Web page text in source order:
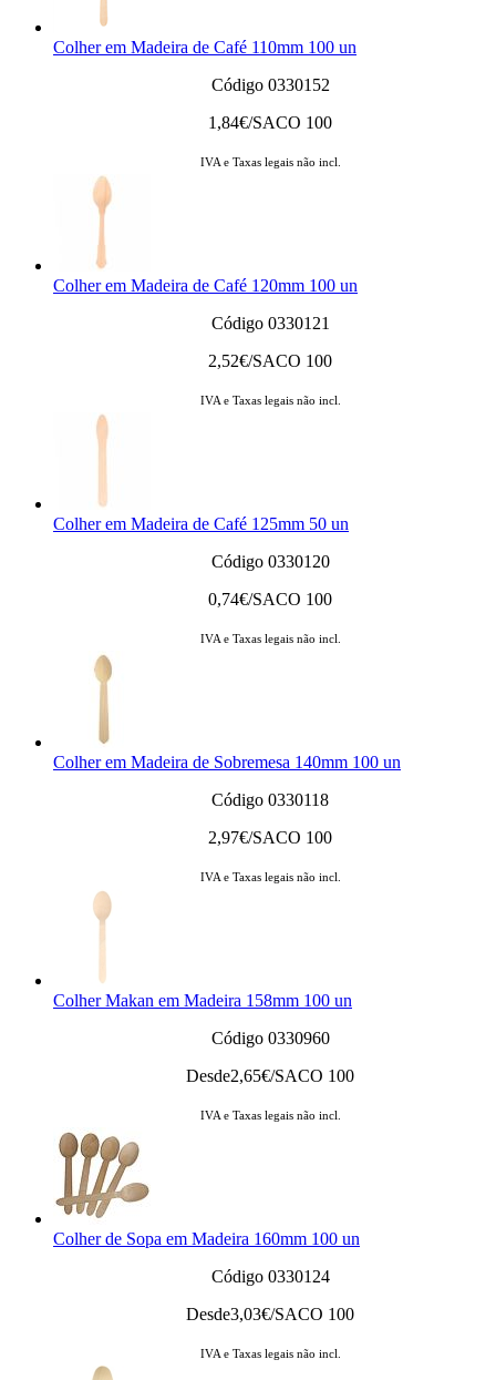
Colher em Madeira de Café 110mm 100 un
Código 0330152
1,84€/SACO 100
IVA e Taxas legais não incl.
Colher em Madeira de Café 120mm 100 un
Código 0330121
2,52€/SACO 100
IVA e Taxas legais não incl.
Colher em Madeira de Café 125mm 50 un
Código 0330120
0,74€/SACO 100
IVA e Taxas legais não incl.
Colher em Madeira de Sobremesa 140mm 100 un
Código 0330118
2,97€/SACO 100
IVA e Taxas legais não incl.
Colher Makan em Madeira 158mm 100 un
Código 0330960
Desde2,65€/SACO 100
IVA e Taxas legais não incl.
Colher de Sopa em Madeira 160mm 100 un
Código 0330124
Desde3,03€/SACO 100
IVA e Taxas legais não incl.